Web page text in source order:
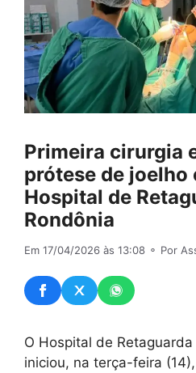
Primeira cirurgia
prótese de joelho
Hospital de
Rondônia
Em 17/04/2026 às 13:08 ⚬ Por
O Hospital de
iniciou, na terça-feira